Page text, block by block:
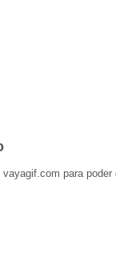
para poder